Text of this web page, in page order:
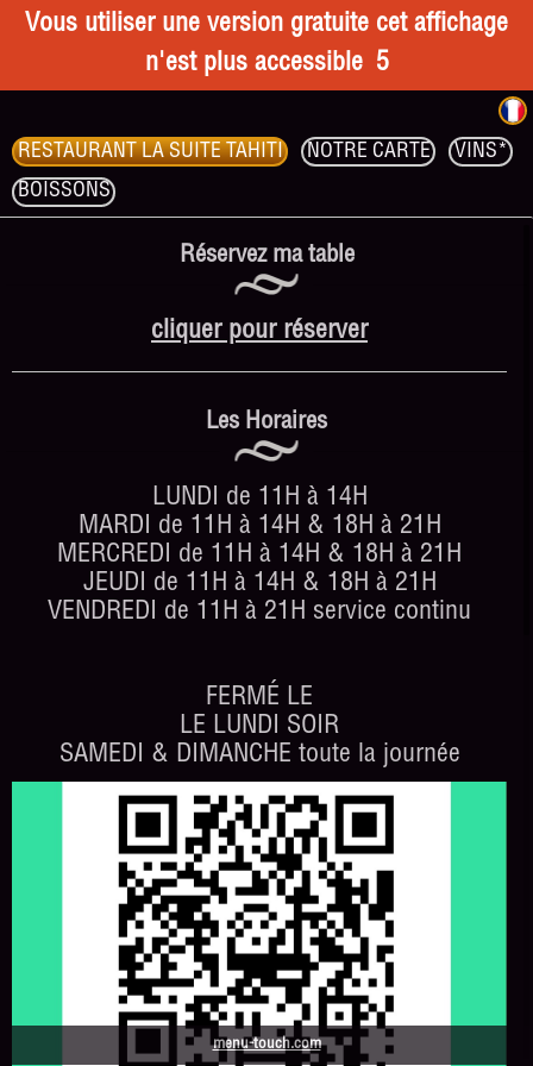
Vous utiliser une version gratuite cet affichage
n'est plus accessible 5
RESTAURANT LA SUITE TAHITI NOTRE CARTE
VINS*
BOISSONS
Réservez ma table
cliquer pour réserver
Les Horaires
LUNDI de 11H à 14H
MARDI de 11H à 14H & 18H à 21H
MERCREDI de 11H à 14H & 18H à 21H
JEUDI de 11H à 14H & 18H à 21H
VENDREDI de 11H à 21H service continu
FERMÉ LE
LE LUNDI SOIR
SAMEDI & DIMANCHE toute la journée
menu-touch.com